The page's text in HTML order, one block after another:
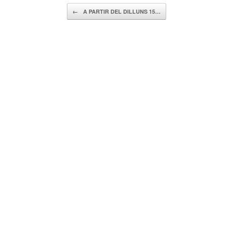
Navegador de artículos
← A PARTIR DEL DILLUNS 15…